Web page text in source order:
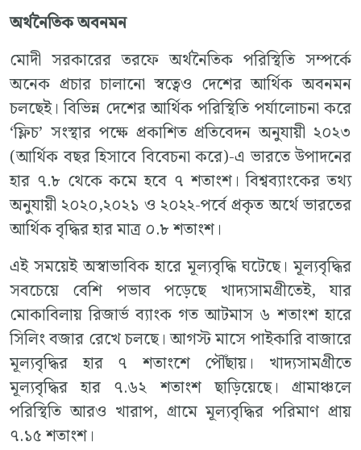
অর্থনৈতিকঅবনমন
মোদী সরকারের তরফে অর্থনৈতিক পরিস্থিতি সম্পর্কে
অনেক প্রচার চালানো স্বত্বেও দেশের আর্থিক অবনমন
চলছেই। বিভিন্ন দেশের আর্থিক পরিস্থিতি পর্যালোচনা করে
‘ফ্লিচ’ সংস্থার পক্ষে প্রকাশিত প্রতিবেদন অনুযায়ী ২০২৩
(আর্থিক বছর হিসাবে বিবেচনা করে)-এ ভারতে উপাদনের
হার ৭.৮ থেকে কমে হবে ৭ শতাংশ। বিশ্বব্যাংকের তথ্য
অনুযায়ী ২০২০,২০২১ ও ২০২২-পর্বে প্রকৃত অর্থে ভারতের
আর্থিক বৃদ্ধির হার মাত্র ০.৮ শতাংশ।
এই সময়েই অস্বাভাবিক হারে মূল্যবৃদ্ধি ঘটেছে। মূল্যবৃদ্ধির
সবচেয়ে বেশি পভাব পড়েছে খাদ্যসামগ্রীতেই, যার
মোকাবিলায় রিজার্ভ ব্যাংক গত আটমাস ৬ শতাংশ হারে
সিলিং বজার রেখে চলছে। আগস্ট মাসে পাইকারি বাজারে
মূল্যবৃদ্ধির হার ৭ শতাংশে পৌঁছায়। খাদ্যসামগ্রীতে
মূল্যবৃদ্ধির হার ৭.৬২ শতাংশ ছাড়িয়েছে। গ্রামাঞ্চলে
পরিস্থিতি আরও খারাপ, গ্রামে মূল্যবৃদ্ধির পরিমাণ প্রায়
৭.১৫ শতাংশ।